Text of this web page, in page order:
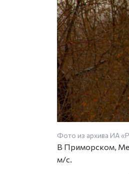
Фото из архива ИА
В Приморском,
м/с.